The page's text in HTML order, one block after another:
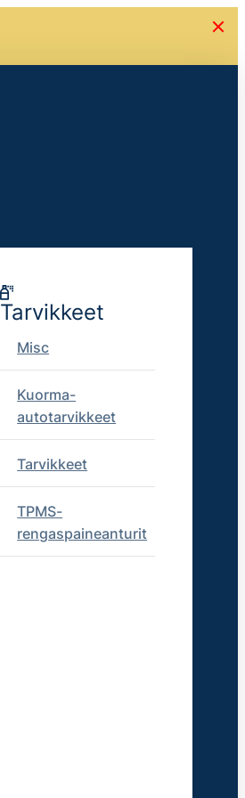
Tarvikkeet
Misc
Kuorma-
autotarvikkeet
Tarvikkeet
TPMS-
rengaspaineanturit